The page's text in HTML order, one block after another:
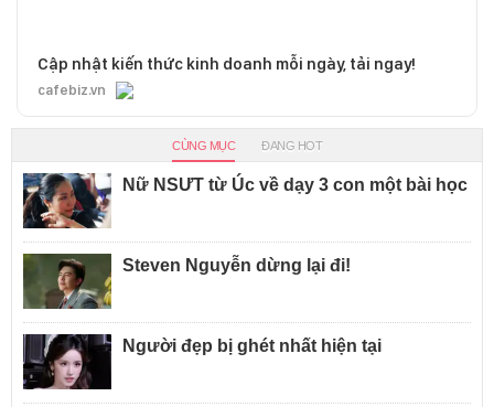
Cập nhật kiến thức kinh doanh mỗi ngày, tải ngay!
cafebiz.vn
CÙNG MỤC ĐANG HOT
Nữ NSƯT từ Úc về dạy 3 con một bài học
Steven Nguyễn dừng lại đi!
Người đẹp bị ghét nhất hiện tại